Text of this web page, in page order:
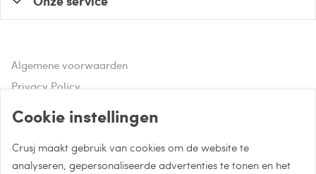
Hulp of advies nodig?
Algemene voorwaarden
Privacy Policy
Disclaimer
Cookie instellingen
Crusj maakt gebruik van cookies om de website te
analyseren, gepersonaliseerde advertenties te tonen en het